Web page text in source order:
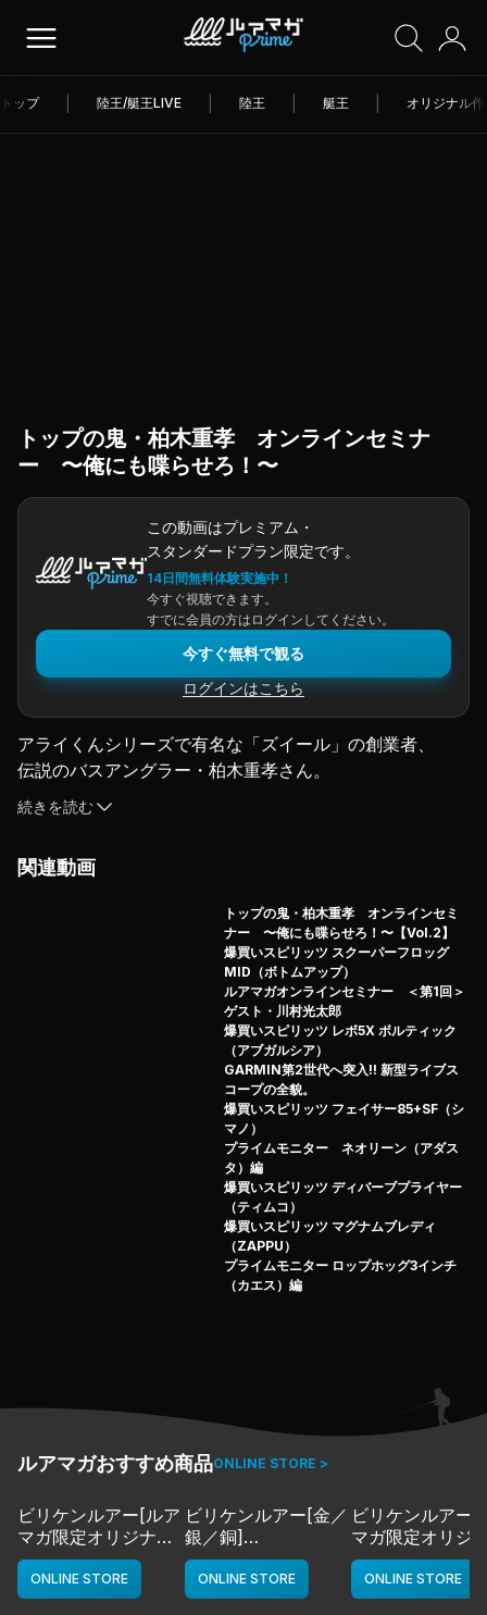
トップ 陸王/艇王LIVE 陸王 艇王 オリジナル
トップの鬼・柏木重孝 オンラインセミナ
ー 〜俺にも喋らせろ！〜
この動画はプレミアム・
スタンダードプラン限定です。
14日間無料体験実施中！
今すぐ視聴できます。
すでに会員の方はログインしてください。
今すぐ無料で観る
ログインはこちら
アライくんシリーズで有名な「ズイール」の創業者、
伝説のバスアングラー・柏木重孝さん。
90年代に起こったバス釣りブームの中心人物のひとりで
現在は「バモノス」というブランドであらたなルアー作り
そんな柏木さんだが、この令和時代の真っただ中におい
て、バスフィッシングに何を思うのか？
ブラックバスに対する強いこだわりと、驚くべき釣果、そ
「トップの鬼」とも呼ばれたトップウォーターフリークが
セミナー参加者からの質問にもズバズバと答えていく「柏
さあ〜、しかとご覧アレ！
続きを読む
関連動画
トップの鬼・柏木重孝 オンラインセミ
ナー 〜俺にも喋らせろ！〜【Vol.2】
爆買いスピリッツ スクーパーフロッグ
MID（ボトムアップ）
ルアマガオンラインセミナー ＜第1回＞
ゲスト・川村光太郎
爆買いスピリッツ レボ5X ボルティック
（アブガルシア）
GARMIN第2世代へ突入!! 新型ライブス
コープの全貌。
爆買いスピリッツ フェイサー85+SF（シ
マノ）
プライムモニター ネオリーン（アダス
タ）編
爆買いスピリッツ ディバーブプライヤー
（ティムコ）
爆買いスピリッツ マグナムブレディ
（ZAPPU）
プライムモニター ロップホッグ3インチ
（カエス）編
ルアマガおすすめ商品ONLINE STORE >
ビリケンルアー[ルア
マガ限定オリジナル
カラー／LMチャー
ト]
deps
ONLINE STORE
ビリケンルアー[金／
銀／銅]
deps
ONLINE STORE
ビリケンルアー[
マガ限定オリジ
カラー／LMボー
ワイト]
deps
ONLINE STORE